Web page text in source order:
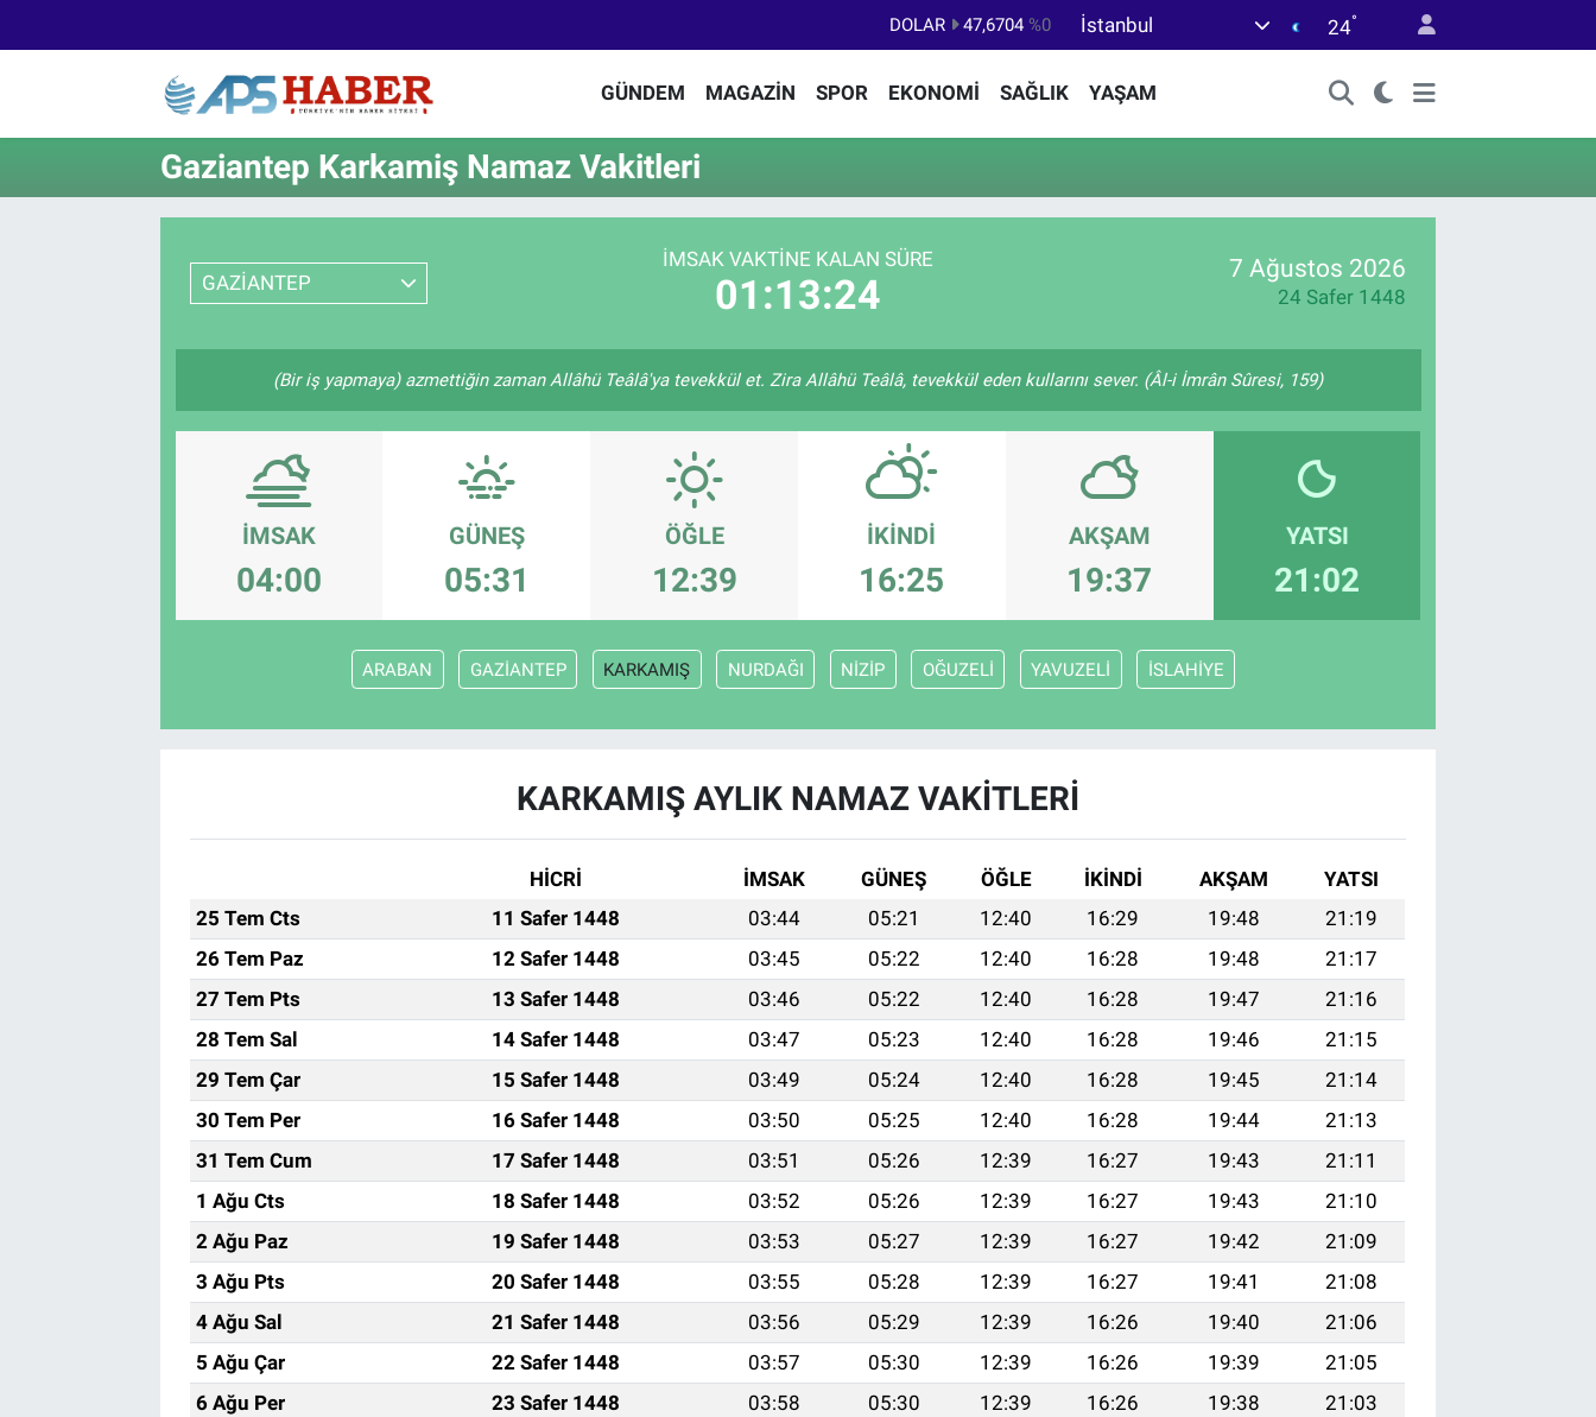
DOLAR 47,6704 %0
BİST100
13.799 %70
İstanbul 24°
GÜNDEM MAGAZİN SPOR EKONOMİ SAĞLIK YAŞAM
Gaziantep Karkamiş Namaz Vakitleri
GAZİANTEP
İMSAK VAKTINE KALAN SÜRE
01:13:24
7 Ağustos 2026
24 Safer 1448
(Bir iş yapmaya) azmettiğin zaman Allâhü Teâlâ'ya tevekkül et. Zira Allâhü Teâlâ, tevekkül eden kullarını sever. (Âl-i İmrân Sûresi, 159)
İMSAK
04:00
GÜNEŞ
05:31
ÖĞLE
12:39
İKINDI
16:25
AKŞAM
19:37
YATSI
21:02
ARABAN GAZİANTEP KARKAMIŞ NURDAĞI NİZİP OĞUZELİ YAVUZELİ İSLAHİYE
KARKAMIŞ AYLIK NAMAZ VAKITLERI
HİCRİ İMSAK GÜNEŞ ÖĞLE İKINDI AKŞAM
YATSI
25 Tem Cts
11 Safer 1448 03:44 05:21 12:40 16:29 19:48
21:19
26 Tem Paz
12 Safer 1448 03:45 05:22 12:40 16:28 19:48
21:17
27 Tem Pts
13 Safer 1448 03:46 05:22 12:40 16:28 19:47
21:16
28 Tem Sal
14 Safer 1448 03:47 05:23 12:40 16:28 19:46
21:15
29 Tem Çar
15 Safer 1448 03:49 05:24 12:40 16:28 19:45
21:14
30 Tem Per
16 Safer 1448 03:50 05:25 12:40 16:28 19:44
21:13
31 Tem Cum
17 Safer 1448 03:51 05:26 12:39 16:27 19:43
21:11
1 Ağu Cts
18 Safer 1448 03:52 05:26 12:39 16:27 19:43
21:10
2 Ağu Paz
19 Safer 1448 03:53 05:27 12:39 16:27 19:42
21:09
3 Ağu Pts
20 Safer 1448 03:55 05:28 12:39 16:27 19:41
21:08
4 Ağu Sal
21 Safer 1448 03:56 05:29 12:39 16:26 19:40
21:06
5 Ağu Çar
22 Safer 1448 03:57 05:30 12:39 16:26 19:39
21:05
6 Ağu Per
23 Safer 1448 03:58 05:30 12:39 16:26 19:38
21:03